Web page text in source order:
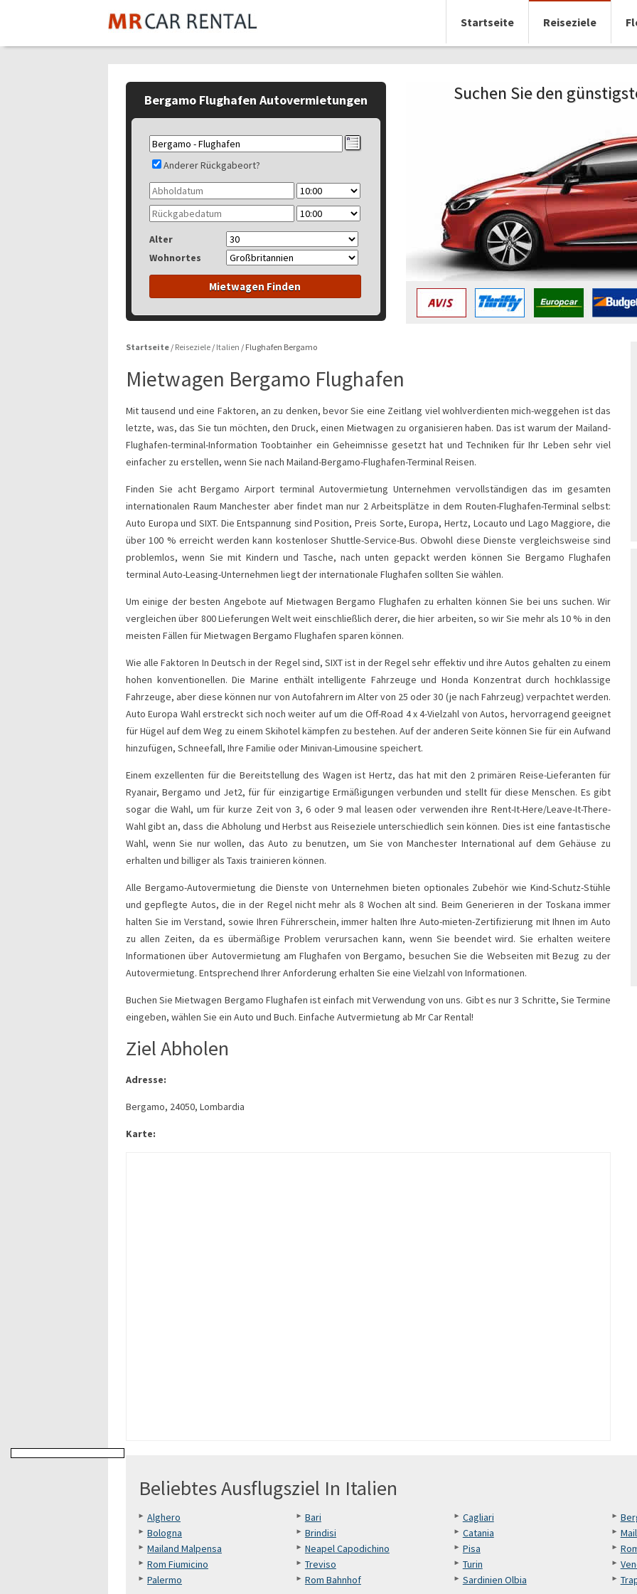
Startseite Reiseziele
Bergamo Flughafen Autovermietungen
Anderer Rückgabeort?
Alter
Wohnortes
Mietwagen Finden
Suchen Sie den
Startseite / Reiseziele / Italien / Flughafen Bergamo
Mietwagen Bergamo Flughafen
Mit tausend und eine Faktoren, an zu denken, bevor Sie eine Zeitlang viel wohlverdienten mich-weggehen ist das
letzte, was, das Sie tun möchten, den Druck, einen Mietwagen zu organisieren haben. Das ist warum der Mailand-
Flughafen-terminal-Information Toobtainher ein Geheimnisse gesetzt hat und Techniken für Ihr Leben sehr viel
einfacher zu erstellen, wenn Sie nach Mailand-Bergamo-Flughafen-Terminal Reisen.
Finden Sie acht Bergamo Airport terminal Autovermietung Unternehmen vervollständigen das im gesamten
internationalen Raum Manchester aber findet man nur 2 Arbeitsplätze in dem Routen-Flughafen-Terminal selbst:
Auto Europa und SIXT. Die Entspannung sind Position, Preis Sorte, Europa, Hertz, Locauto und Lago Maggiore, die
über 100 % erreicht werden kann kostenloser Shuttle-Service-Bus. Obwohl diese Dienste vergleichsweise sind
problemlos, wenn Sie mit Kindern und Tasche, nach unten gepackt werden können Sie Bergamo Flughafen
terminal Auto-Leasing-Unternehmen liegt der internationale Flughafen sollten Sie wählen.
Um einige der besten Angebote auf Mietwagen Bergamo Flughafen zu erhalten können Sie bei uns suchen. Wir
vergleichen über 800 Lieferungen Welt weit einschließlich derer, die hier arbeiten, so wir Sie mehr als 10 % in den
meisten Fällen für Mietwagen Bergamo Flughafen sparen können.
Wie alle Faktoren In Deutsch in der Regel sind, SIXT ist in der Regel sehr effektiv und ihre Autos gehalten zu einem
hohen konventionellen. Die Marine enthält intelligente Fahrzeuge und Honda Konzentrat durch hochklassige
Fahrzeuge, aber diese können nur von Autofahrern im Alter von 25 oder 30 (je nach Fahrzeug) verpachtet werden.
Auto Europa Wahl erstreckt sich noch weiter auf um die Off-Road 4 x 4-Vielzahl von Autos, hervorragend geeignet
für Hügel auf dem Weg zu einem Skihotel kämpfen zu bestehen. Auf der anderen Seite können Sie für ein Aufwand
hinzufügen, Schneefall, Ihre Familie oder Minivan-Limousine speichert.
Einem exzellenten für die Bereitstellung des Wagen ist Hertz, das hat mit den 2 primären Reise-Lieferanten für
Ryanair, Bergamo und Jet2, für für einzigartige Ermäßigungen verbunden und stellt für diese Menschen. Es gibt
sogar die Wahl, um für kurze Zeit von 3, 6 oder 9 mal leasen oder verwenden ihre Rent-It-Here/Leave-It-There-
Wahl gibt an, dass die Abholung und Herbst aus Reiseziele unterschiedlich sein können. Dies ist eine fantastische
Wahl, wenn Sie nur wollen, das Auto zu benutzen, um Sie von Manchester International auf dem Gehäuse zu
erhalten und billiger als Taxis trainieren können.
Alle Bergamo-Autovermietung die Dienste von Unternehmen bieten optionales Zubehör wie Kind-Schutz-Stühle
und gepflegte Autos, die in der Regel nicht mehr als 8 Wochen alt sind. Beim Generieren in der Toskana immer
halten Sie im Verstand, sowie Ihren Führerschein, immer halten Ihre Auto-mieten-Zertifizierung mit Ihnen im Auto
zu allen Zeiten, da es übermäßige Problem verursachen kann, wenn Sie beendet wird. Sie erhalten weitere
Informationen über Autovermietung am Flughafen von Bergamo, besuchen Sie die Webseiten mit Bezug zu der
Autovermietung. Entsprechend Ihrer Anforderung erhalten Sie eine Vielzahl von Informationen.
Buchen Sie Mietwagen Bergamo Flughafen ist einfach mit Verwendung von uns. Gibt es nur 3 Schritte, Sie Termine
eingeben, wählen Sie ein Auto und Buch. Einfache Autvermietung ab Mr Car Rental!
Ziel Abholen
Adresse:
Bergamo, 24050, Lombardia
Karte:
Beliebtes Ausflugsziel In Italien
Alghero Bari Cagliari
Bologna
Brindisi Catania
Mailand Malpensa
Neapel Capodichino Pisa
Rom Fiumicino
Treviso Turin
Palermo
Rom Bahnhof Sardinien Olbia